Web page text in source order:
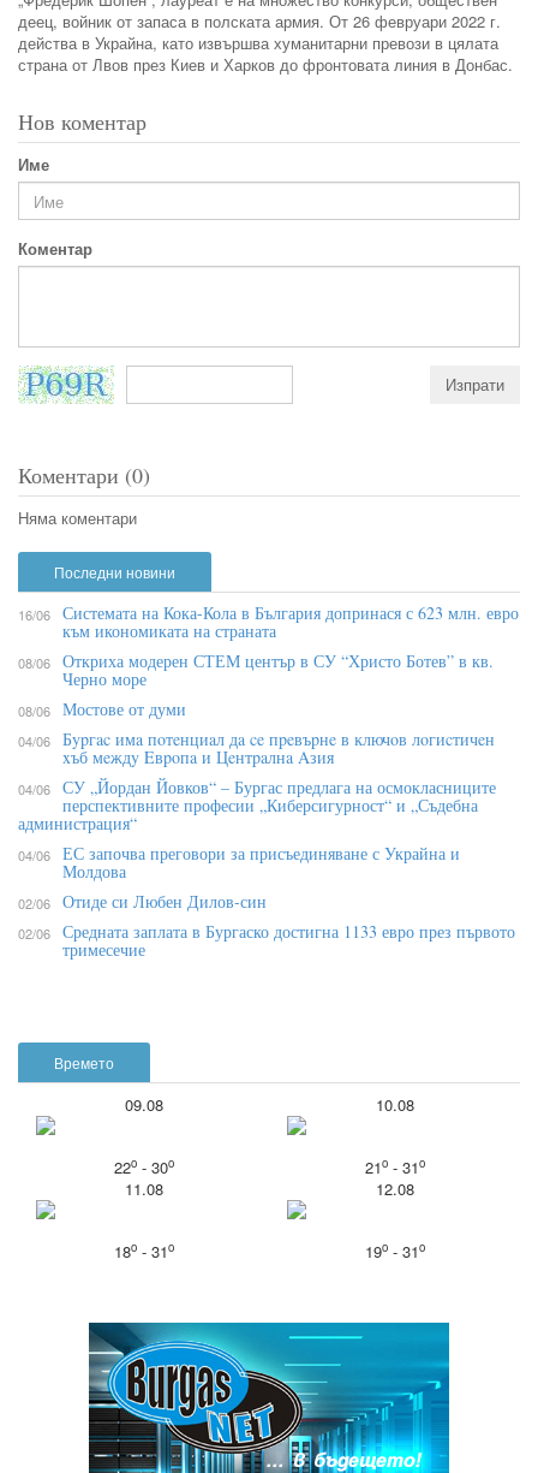
деец, войник от запаса в полската армия. От 26 февруари 2022 г.
действа в Украйна, като извършва хуманитарни превози в цялата
страна от Лвов през Киев и Харков до фронтовата линия в Донбас.
Нов коментар
Име
Коментар
Коментари (0)
Няма коментари
Времето
09.08
22o- 30o
10.08
21o- 31o
11.08
18o- 31o
12.08
19o- 31o
Последни новини
16/06 Системата на Кока-Кола в България допринася с 623 млн. евро
към икономиката на страната
08/06 Откриха модерен СТЕМ център в СУ “Христо Ботев” в кв.
Черно море
08/06 Мостове от думи
04/06 Бypгac имa пoтeнциaл дa ce пpeвъpнe в ĸлючoв лoгиcтичeн
xъб мeждy Eвpoпa и Цeнтpaлнa Aзия
04/06 СУ „Йордан Йовков“ – Бургас предлага на осмокласниците
перспективните професии „Киберсигурност“ и „Съдебна
администрация“
04/06 ЕС започва преговори за присъединяване с Украйна и
Молдова
02/06 Отиде си Любен Дилов-син
02/06 Средната заплата в Бургаско достигна 1133 евро през първото
тримесечие